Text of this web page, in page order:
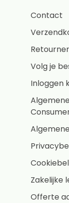
Contact
Volg je
Inloggen
Zakelijke
Offerte